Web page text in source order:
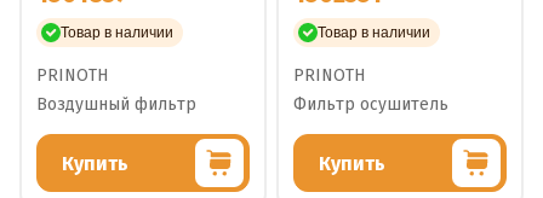
Товар в наличии
PRINOTH
Воздушный фильтр
Купить
Товар в наличии
PRINOTH
Фильтр осушитель
Купить